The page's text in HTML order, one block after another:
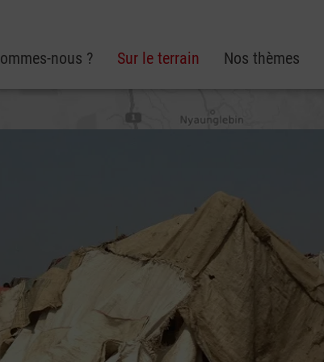
nous ? Sur le terrain Nos thèmes